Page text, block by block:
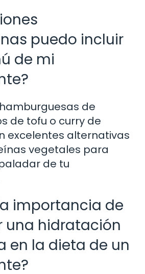
puedo incluir
de mi
de
de tofu o curry de
excelentes alternativas
vegetales para
de tu
importancia de
una hidratación
en la dieta de un